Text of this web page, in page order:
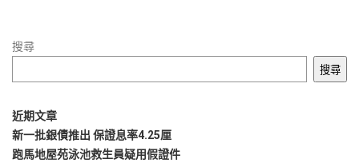
搜尋
搜尋
近期文章
新一批銀債推出 保證息率4.25厘
跑馬地屋苑泳池救生員疑用假證件